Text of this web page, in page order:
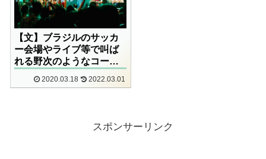
【文】ブラジルのサッカ
ー会場やライブ等で叫ば
れる野次のようなコー
は…？
2020.03.18 2022.03.01
スポンサーリンク